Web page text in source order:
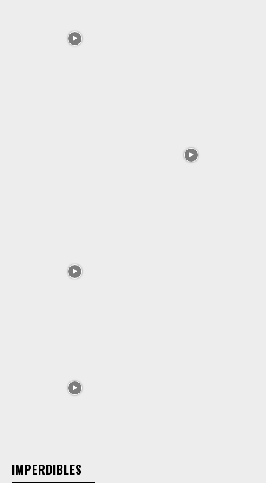
IMPERDIBLES